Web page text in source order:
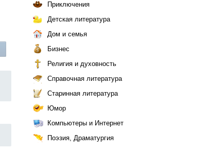
Приключения
Детская литература
Дом и семья
Бизнес
Религия и духовность
Справочная литература
Старинная литература
Юмор
Компьютеры и Интернет
Поэзия, Драматургия